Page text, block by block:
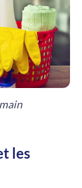
les